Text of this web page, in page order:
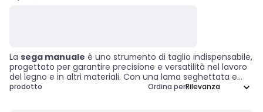
La sega manuale è uno strumento di taglio indispensabile,
progettato per garantire precisione e versatilità nel lavoro
del legno e in altri materiali. Con una lama seghettata e
un'impugnatura ergonomica, consente di eseguire tagli
prodotto Ordina per